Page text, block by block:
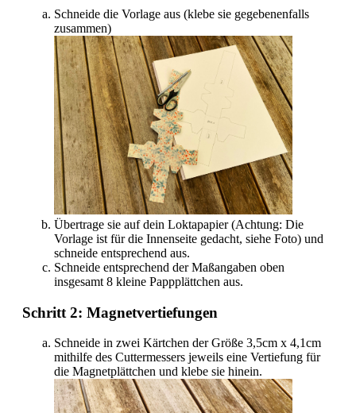
Schneide die Vorlage aus (klebe sie gegebenenfalls
zusammen)
Übertrage sie auf dein Loktapapier (Achtung: Die
Vorlage ist für die Innenseite gedacht, siehe Foto) und
schneide entsprechend aus.
Schneide entsprechend der Maßangaben oben
insgesamt 8 kleine Pappplättchen aus.
Schritt 2: Magnetvertiefungen
Schneide in zwei Kärtchen der Größe 3,5cm x 4,1cm
mithilfe des Cuttermessers jeweils eine Vertiefung für
die Magnetplättchen und klebe sie hinein.